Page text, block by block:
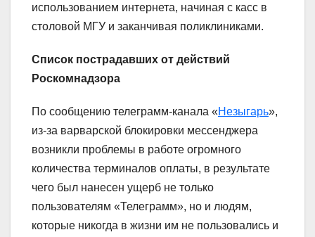
использованием интернета, начиная с касс в
столовой МГУ и заканчивая поликлиниками.
Список пострадавших от действий
Роскомнадзора
По сообщению телеграмм-канала «Незыгарь»,
из-за варварской блокировки мессенджера
возникли проблемы в работе огромного
количества терминалов оплаты, в результате
чего был нанесен ущерб не только
пользователям «Телеграмм», но и людям,
которые никогда в жизни им не пользовались и